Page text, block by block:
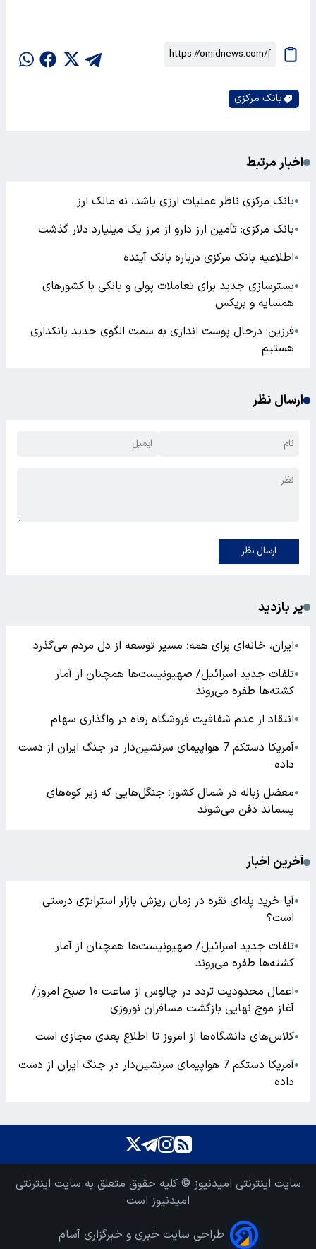
بانک مرکزی
اخبار مرتبط
●بانک مرکزی ناظر عملیات ارزی باشد، نه مالک ارز
●بانک مرکزی: تأمین ارز دارو از مرز یک میلیارد دلار گذشت
●اطلاعیه بانک مرکزی درباره بانک‌ آینده
●بسترسازی جدید برای تعاملات پولی و بانکی با کشورهای
همسایه و بریکس
●فرزین: درحال پوست اندازی به سمت الگوی جدید بانکداری
هستیم
ارسال نظر
ارسال نظر
پر بازدید
●ایران، خانه‌ای برای همه؛ مسیر توسعه از دل مردم می‌گذرد
●تلفات جدید اسرائیل/ صهیونیست‌ها همچنان از آمار
کشته‌ها طفره می‌روند
●انتقاد از عدم شفافیت فروشگاه رفاه در واگذاری سهام
●
آمریکا دستکم 7 هواپیمای سرنشین‌دار در جنگ ایران از دست
داده
●معضل زباله در شمال کشور؛ جنگل‌هایی که زیر کوه‌های
پسماند دفن می‌شوند
آخرین اخبار
●آیا خرید پله‌ای نقره در زمان ریزش بازار استراتژی درستی
است؟
●تلفات جدید اسرائیل/ صهیونیست‌ها همچنان از آمار
کشته‌ها طفره می‌روند
●
اعمال محدودیت تردد در چالوس از ساعت ۱۰ صبح امروز/
آغاز موج نهایی بازگشت مسافران نوروزی
●کلاس‌های دانشگاه‌ها از امروز تا اطلاع بعدی مجازی است
●
آمریکا دستکم 7 هواپیمای سرنشین‌دار در جنگ ایران از دست
داده
سایت اینترنتی امیدنیوز © کلیه حقوق متعلق به سایت اینترنتی
امیدنیوز است
طراحی سایت خبری و خبرگزاری آسام